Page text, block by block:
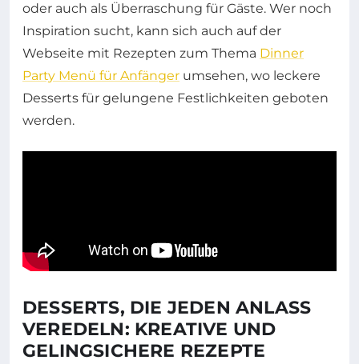
oder auch als Überraschung für Gäste. Wer noch
Inspiration sucht, kann sich auch auf der
Webseite mit Rezepten zum Thema Dinner
Party Menü für Anfänger umsehen, wo leckere
Desserts für gelungene Festlichkeiten geboten
werden.
DESSERTS, DIE JEDEN ANLASS
VEREDELN: KREATIVE UND
GELINGSICHERE REZEPTE